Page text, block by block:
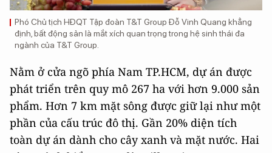
Phó Chủ tịch HĐQT Tập đoàn T&T Group Đỗ Vinh Quang khẳng
định, bất động sản là mắt xích quan trọng trong hệ sinh thái đa
ngành của T&T Group.
Nằm ở cửa ngõ phía Nam TP.HCM, dự án được
phát triển trên quy mô 267 ha với hơn 9.000 sản
phẩm. Hơn 7 km mặt sông được giữ lại như một
phần của cấu trúc đô thị. Gần 20% diện tích
toàn dự án dành cho cây xanh và mặt nước. Hai